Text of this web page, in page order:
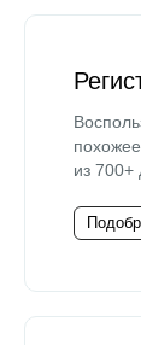
из 700+